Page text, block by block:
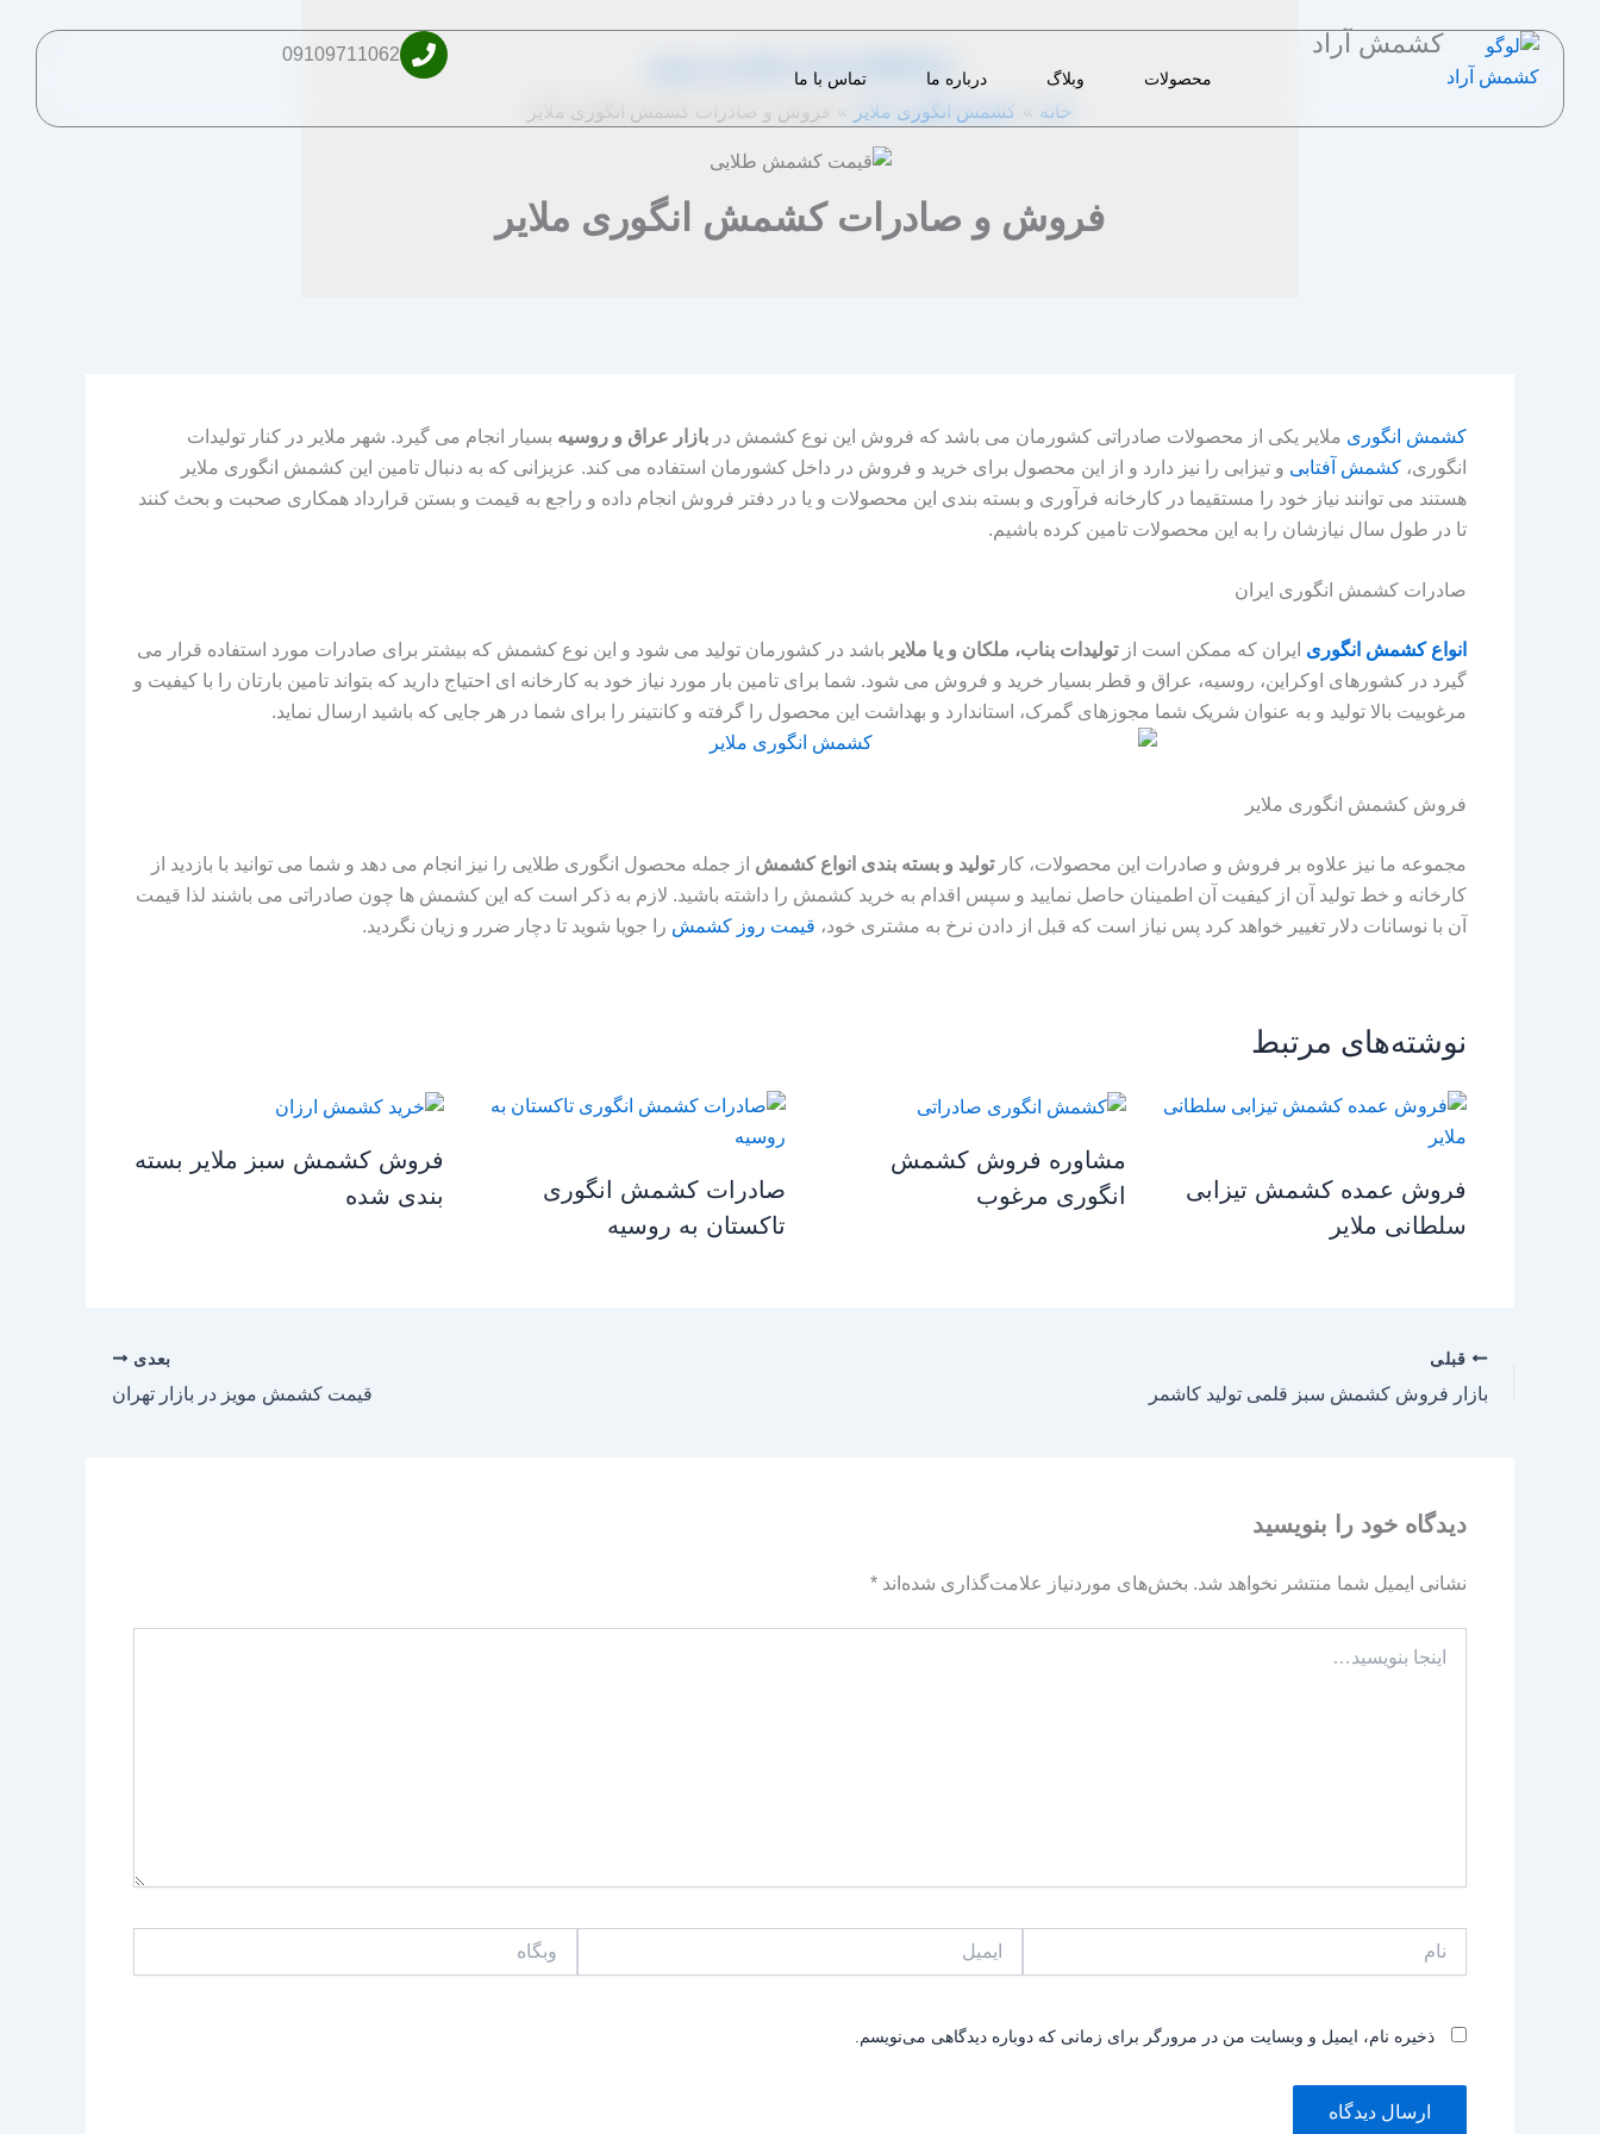
کشمش آراد
محصولات وبلاگ درباره ما تماس با ما
09109711062
m.eini 1397-03-11
|
خانه کشمش انگوری ملایر فروش و صادرات کشمش انگوری ملایر
فروش و صادرات کشمش انگوری ملایر
کشمش انگوری ملایر یکی از محصولات صادراتی کشورمان می باشد که فروش این نوع کشمش در بازار عراق و روسیه بسیار انجام می گیرد. شهر ملایر در کنار تولیدات
انگوری، کشمش آفتابی و تیزابی را نیز دارد و از این محصول برای خرید و فروش در داخل کشورمان استفاده می کند. عزیزانی که به دنبال تامین این کشمش انگوری ملایر
هستند می توانند نیاز خود را مستقیما در کارخانه فرآوری و بسته بندی این محصولات و یا در دفتر فروش انجام داده و راجع به قیمت و بستن قرارداد همکاری صحبت و بحث کنند
تا در طول سال نیازشان را به این محصولات تامین کرده باشیم.
صادرات کشمش انگوری ایران
انواع کشمش انگوری ایران که ممکن است ازتولیدات بناب، ملکان و یا ملایر باشد در کشورمان تولید می شود و این نوع کشمش که بیشتر برای صادرات مورد استفاده قرار می
گیرد در کشورهای اوکراین، روسیه، عراق و قطر بسیار خرید و فروش می شود. شما برای تامین بار مورد نیاز خود به کارخانه ای احتیاج دارید که بتواند تامین بارتان را با کیفیت و
مرغوبیت بالا تولید و به عنوان شریک شما مجوزهای گمرک، استاندارد و بهداشت این محصول را گرفته و کانتینر را برای شما در هر جایی که باشید ارسال نماید.
فروش کشمش انگوری ملایر
مجموعه ما نیز علاوه بر فروش و صادرات این محصولات، کارتولید و بسته بندی انواع کشمش از جمله محصول انگوری طلایی را نیز انجام می دهد و شما می توانید با بازدید از
کارخانه و خط تولید آن از کیفیت آن اطمینان حاصل نمایید و سپس اقدام به خرید کشمش را داشته باشید. لازم به ذکر است که این کشمش ها چون صادراتی می باشند لذا قیمت
آن با نوسانات دلار تغییر خواهد کرد پس نیاز است که قبل از دادن نرخ به مشتری خود، قیمت روز کشمش را جویا شوید تا دچار ضرر و زیان نگردید.
نوشته‌های مرتبط
فروش عمده کشمش تیزابی
سلطانی ملایر
مشاوره فروش کشمش
انگوری مرغوب
صادرات کشمش انگوری
تاکستان به روسیه
فروش کشمش سبز ملایر بسته
بندی شده
قبلی
بازار فروش کشمش سبز قلمی تولید کاشمر
بعدی
قیمت کشمش مویز در بازار تهران
دیدگاه‌ خود را بنویسید
نشانی ایمیل شما منتشر نخواهد شد. بخش‌های موردنیاز علامت‌گذاری شده‌اند *
بنویسید…
ذخیره نام، ایمیل و وبسایت من در مرورگر برای زمانی که دوباره دیدگاهی می‌نویسم.